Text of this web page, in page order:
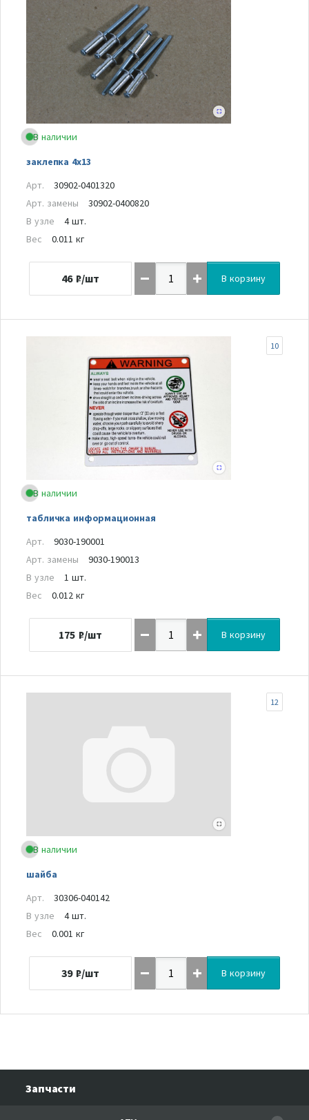
В наличии
заклепка 4х13
Арт.
30902-0401320
Арт. замены
30902-0400820
В узле
4 шт.
Вес
0.011 кг
46 ₽/шт В корзину
В наличии
табличка информационная
10
Арт.
9030-190001
Арт. замены
9030-190013
В узле
1 шт.
Вес
0.012 кг
175 ₽/шт В корзину
В наличии
шайба
12
Арт.
30306-040142
В узле
4 шт.
Вес
0.001 кг
39 ₽/шт В корзину
Запчасти